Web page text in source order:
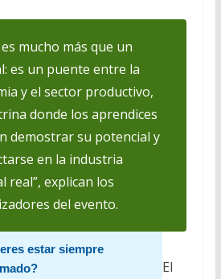
es mucho más que un
es un puente entre la
y el sector productivo,
donde los aprendices
demostrar su potencial y
en la industria
real”, explican los
del evento.
estar siempre
El